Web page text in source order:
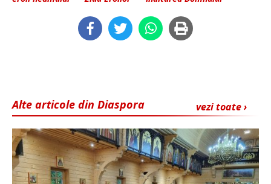
vezi toate ›
Alte articole din Diaspora